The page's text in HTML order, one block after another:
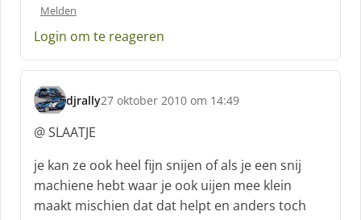
Melden
Login om te reageren
djrally
s
c
h
r
e
e
f
27 oktober 2010 om 14:49
@ SLAATJE
je kan ze ook heel fijn snijen of als je een snij
machiene hebt waar je ook uijen mee klein
maakt mischien dat dat helpt en anders toch